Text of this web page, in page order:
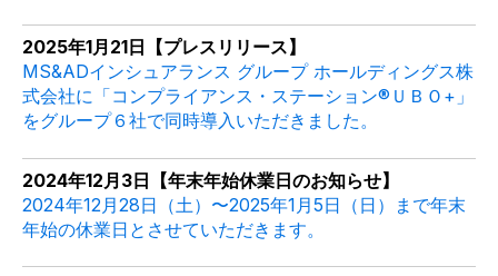
2025年1月21日【プレスリリース】
MS&ADインシュアランス グループ ホールディングス株
式会社に「コンプライアンス・ステーション®ＵＢＯ+」
をグループ６社で同時導入いただきました。
2024年12月3日【年末年始休業日のお知らせ】
2024年12月28日（土）〜2025年1月5日（日）まで年末
年始の休業日とさせていただきます。